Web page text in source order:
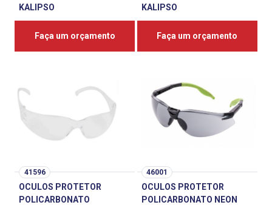
KALIPSO
Faça um orçamento
KALIPSO
Faça um orçamento
41596
OCULOS PROTETOR
POLICARBONATO
46001
OCULOS PROTETOR
POLICARBONATO NEON